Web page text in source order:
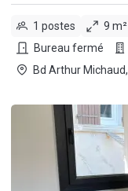
1 postes
9 m²
Bureau fermé